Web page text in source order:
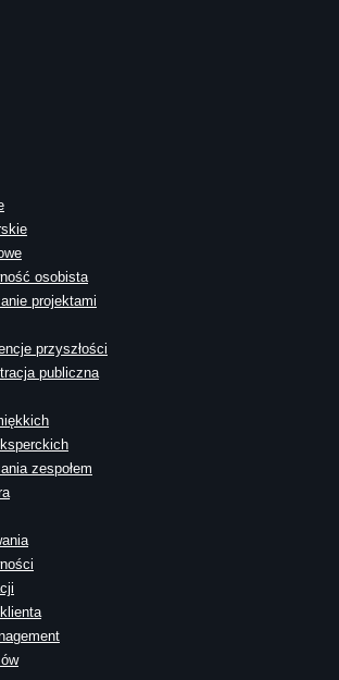
osobista
projektami
przyszłości
publiczna
zespołem